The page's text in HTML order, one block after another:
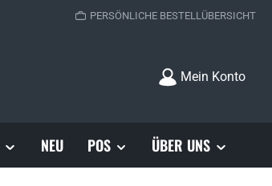
PERSÖNLICHE BESTELLÜBERSICHT
Mein Konto
NEU POS ÜBER UNS